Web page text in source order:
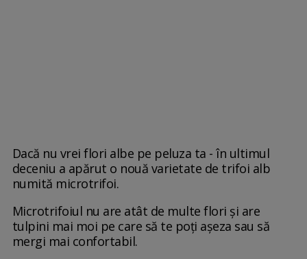
Dacă nu vrei flori albe pe peluza ta - în ultimul
deceniu a apărut o nouă varietate de trifoi alb
numită microtrifoi.
Microtrifoiul nu are atât de multe flori și are
tulpini mai moi pe care să te poți așeza sau să
mergi mai confortabil.